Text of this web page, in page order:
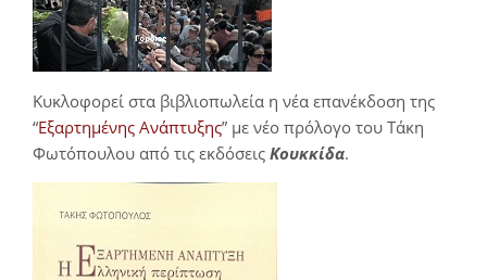
Κυκλοφορεί στα βιβλιοπωλεία η νέα επανέκδοση της
“Εξαρτημένης Ανάπτυξης” με νέο πρόλογο του Τάκη
Φωτόπουλου από τις εκδόσεις Κουκκίδα.